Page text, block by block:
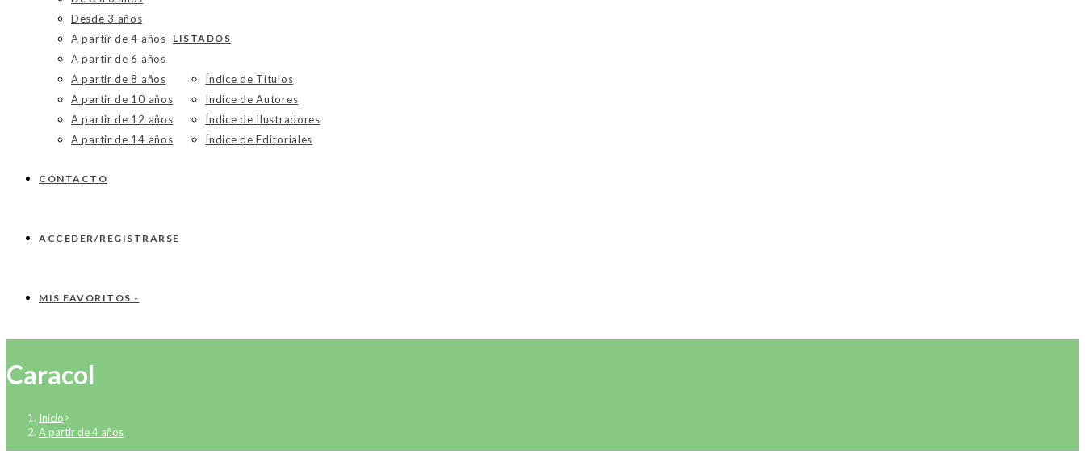
Desde 3 años
A partir de 4 años
A partir de 6 años
A partir de 8 años
A partir de 10 años
A partir de 12 años
A partir de 14 años
LISTADOS
Índice de Títulos
Índice de Autores
Índice de Ilustradores
Índice de Editoriales
CONTACTO
ACCEDER/REGISTRARSE
MIS FAVORITOS -
Caracol
Inicio>
A partir de 4 años